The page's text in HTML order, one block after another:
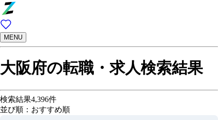
MENU
大阪府の転職・求人検索結果
検索結果4,396件
並び順：おすすめ順